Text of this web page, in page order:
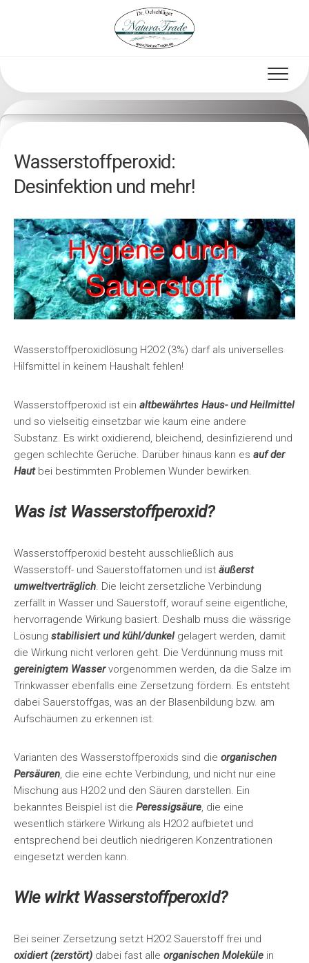
Wasserstoffperoxid:
Desinfektion und mehr!
Wasserstoffperoxidlösung H2O2 (3%) darf als universelles
Hilfsmittel in keinem Haushalt fehlen!
Wasserstoffperoxid ist ein altbewährtes Haus- und Heilmittel
und so vielseitig einsetzbar wie kaum eine andere
Substanz. Es wirkt oxidierend, bleichend, desinfizierend und
gegen schlechte Gerüche. Darüber hinaus kann es auf der
Hautbei bestimmten Problemen Wunder bewirken.
Was ist Wasserstoffperoxid?
Wasserstoffperoxid besteht ausschließlich aus
Wasserstoff- und Sauerstoffatomen und ist äußerst
umweltverträglich. Die leicht zersetzliche Verbindung
zerfällt in Wasser und Sauerstoff, worauf seine eigentliche,
hervorragende Wirkung basiert. Deshalb muss die wässrige
Lösung stabilisiert und kühl/dunkelgelagert werden, damit
die Wirkung nicht verloren geht. Die Verdünnung muss mit
gereinigtem Wasservorgenommen werden, da die Salze im
Trinkwasser ebenfalls eine Zersetzung fördern. Es entsteht
dabei Sauerstoffgas, was an der Blasenbildung bzw. am
Aufschäumen zu erkennen ist.
Varianten des Wasserstoffperoxids sind die organischen
Persäuren, die eine echte Verbindung, und nicht nur eine
Mischung aus H2O2 und den Säuren darstellen. Ein
bekanntes Beispiel ist die Peressigsäure, die eine
wesentlich stärkere Wirkung als H2O2 aufbietet und
entsprechend bei deutlich niedrigeren Konzentrationen
eingesetzt werden kann.
Wie wirkt Wasserstoffperoxid?
Bei seiner Zersetzung setzt H2O2 Sauerstoff frei und
oxidiert (zerstört) dabei fast alle organischen Moleküle in